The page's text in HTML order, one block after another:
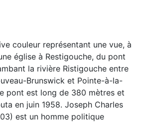
couleur représentant une vue, à
église à Restigouche, du pont
la rivière Ristigouche entre
Brunswick et Pointe-à-la-
pont est long de 380 mètres et
en juin 1958. Joseph Charles
est un homme politique